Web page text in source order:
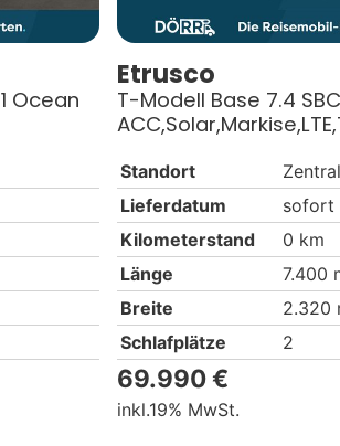
Ocean
Etrusco
T-Modell Base 7.4 SBC
Standort
Lieferdatum
sofort
Kilometerstand
0 km
Länge
7.400
Breite
2.320
Schlafplätze
2
69.990 €
19% MwSt.